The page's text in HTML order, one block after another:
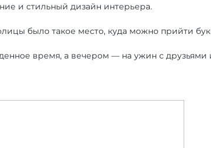
и стильный дизайн интерьера.
было такое место, куда можно прийти
время, а вечером — на ужин с